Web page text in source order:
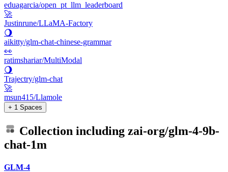
eduagarcia/open_pt_llm_leaderboard
🚀
Justinrune/LLaMA-Factory
🌖
aikitty/glm-chat-chinese-grammar
👀
ratimshariar/MultiModal
🌖
Trajectry/glm-chat
🚀
msun415/Llamole
+ 1 Spaces
Collection including zai-org/glm-4-9b-
chat-1m
GLM-4